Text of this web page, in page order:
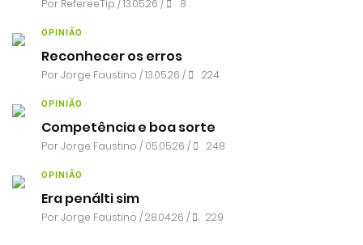
Por RefereeTip / 13.05.26 / 8
OPINIÃO
Reconhecer os erros
PorJorge Faustino / 13.05.26 / 224
OPINIÃO
Competência e boa sorte
PorJorge Faustino / 05.05.26 / 248
OPINIÃO
Era penálti sim
PorJorge Faustino / 28.04.26 / 229